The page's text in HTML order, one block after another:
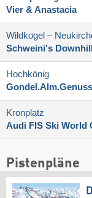
Vier & Anastacia
Wildkogel –
Schweini's Downhill
Hochkönig
Gondel.Alm.Genuss
Kronplatz
Audi FIS Ski World
Pistenpläne